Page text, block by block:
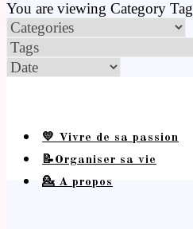
You are viewing Category Tag
💛 Vivre de sa passion
📝Organiser sa vie
💁 A propos